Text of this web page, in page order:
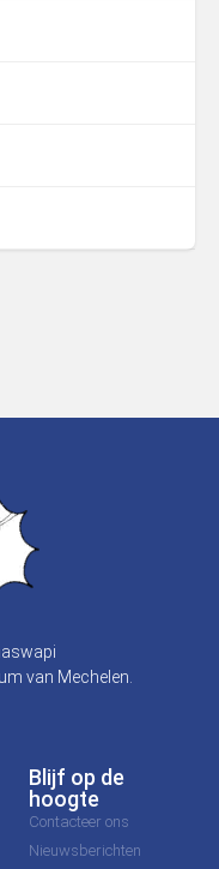
van Mechelen.
Blijf op de
hoogte
Contacteer ons
Nieuwsberichten